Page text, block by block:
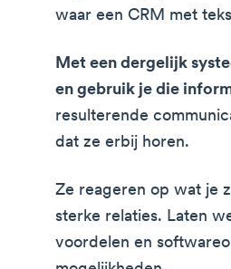
waar een CRM met
Met een dergelijk
en gebruik je die
resulterende
dat ze erbij horen.
Ze reageren op wat je
sterke relaties. Laten
voordelen en